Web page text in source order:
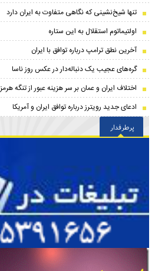
تنها شیخ‌نشینی که نگاهی متفاوت به ایران دارد
اولتیماتوم استقلال به این ستاره
آخرین نطق ترامپ درباره توافق با ایران
گره‌های عجیب یک دنباله‌دار در عکس روز ناسا
اختلاف ایران و عمان بر سر هزینه عبور از تنگه هرمز
ادعای جدید رویترز درباره توافق ایران و آمریکا
پرطرفدار